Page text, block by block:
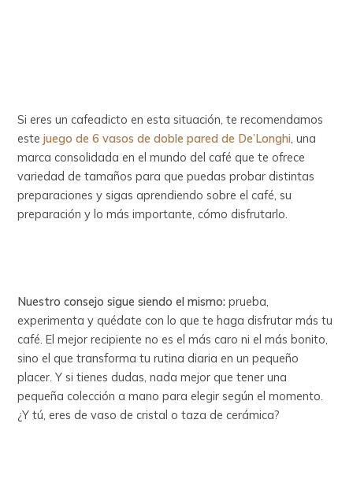
Si eres un cafeadicto en esta situación, te recomendamos
estejuego de 6 vasos de doble pared de De’Longhi, una
marca consolidada en el mundo del café que te ofrece
variedad de tamaños para que puedas probar distintas
preparaciones y sigas aprendiendo sobre el café, su
preparación y lo más importante, cómo disfrutarlo.
Nuestro consejo sigue siendo el mismo: prueba,
experimenta y quédate con lo que te haga disfrutar más tu
café. El mejor recipiente no es el más caro ni el más bonito,
sino el que transforma tu rutina diaria en un pequeño
placer. Y si tienes dudas, nada mejor que tener una
pequeña colección a mano para elegir según el momento.
¿Y tú, eres de vaso de cristal o taza de cerámica?